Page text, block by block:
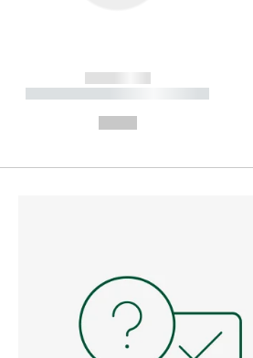
------------
----------- ----------- ----------